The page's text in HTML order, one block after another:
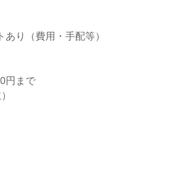
り（費用・手配等）
円まで